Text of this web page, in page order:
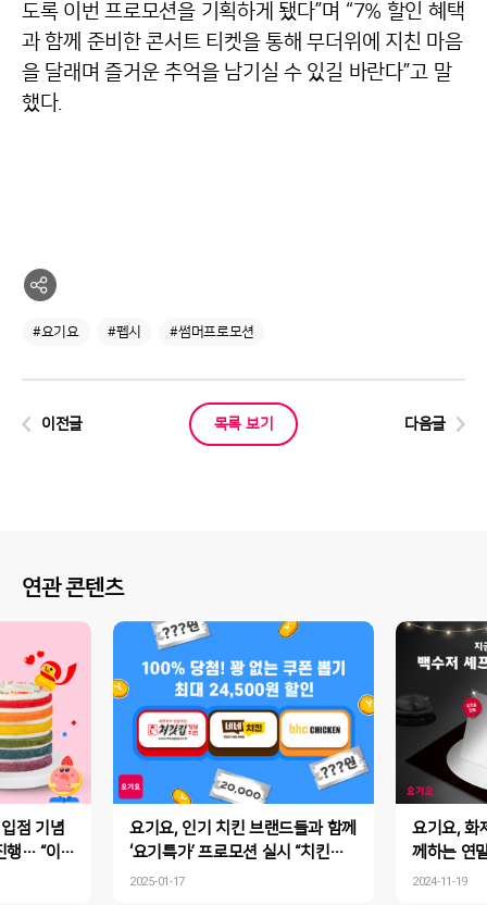
도록 이번 프로모션을 기획하게 됐다”며 “7% 할인 혜택
과 함께 준비한 콘서트 티켓을 통해 무더위에 지친 마음
을 달래며 즐거운 추억을 남기실 수 있길 바란다”고 말
했다.
#요기요 #펩시 #썸머프로모션
이전글 목록 보기 다음글
연관 콘텐츠
점 기념
“이번
요기요, 인기 치킨 브랜드들과 함께
‘요기특가’ 프로모션 실시 “치킨은
요기요! ‘꽝 없는 쿠폰’으로 최대 2
2025-01-17
요기요, 화
께하는 연말
요기요에
2024-11-19